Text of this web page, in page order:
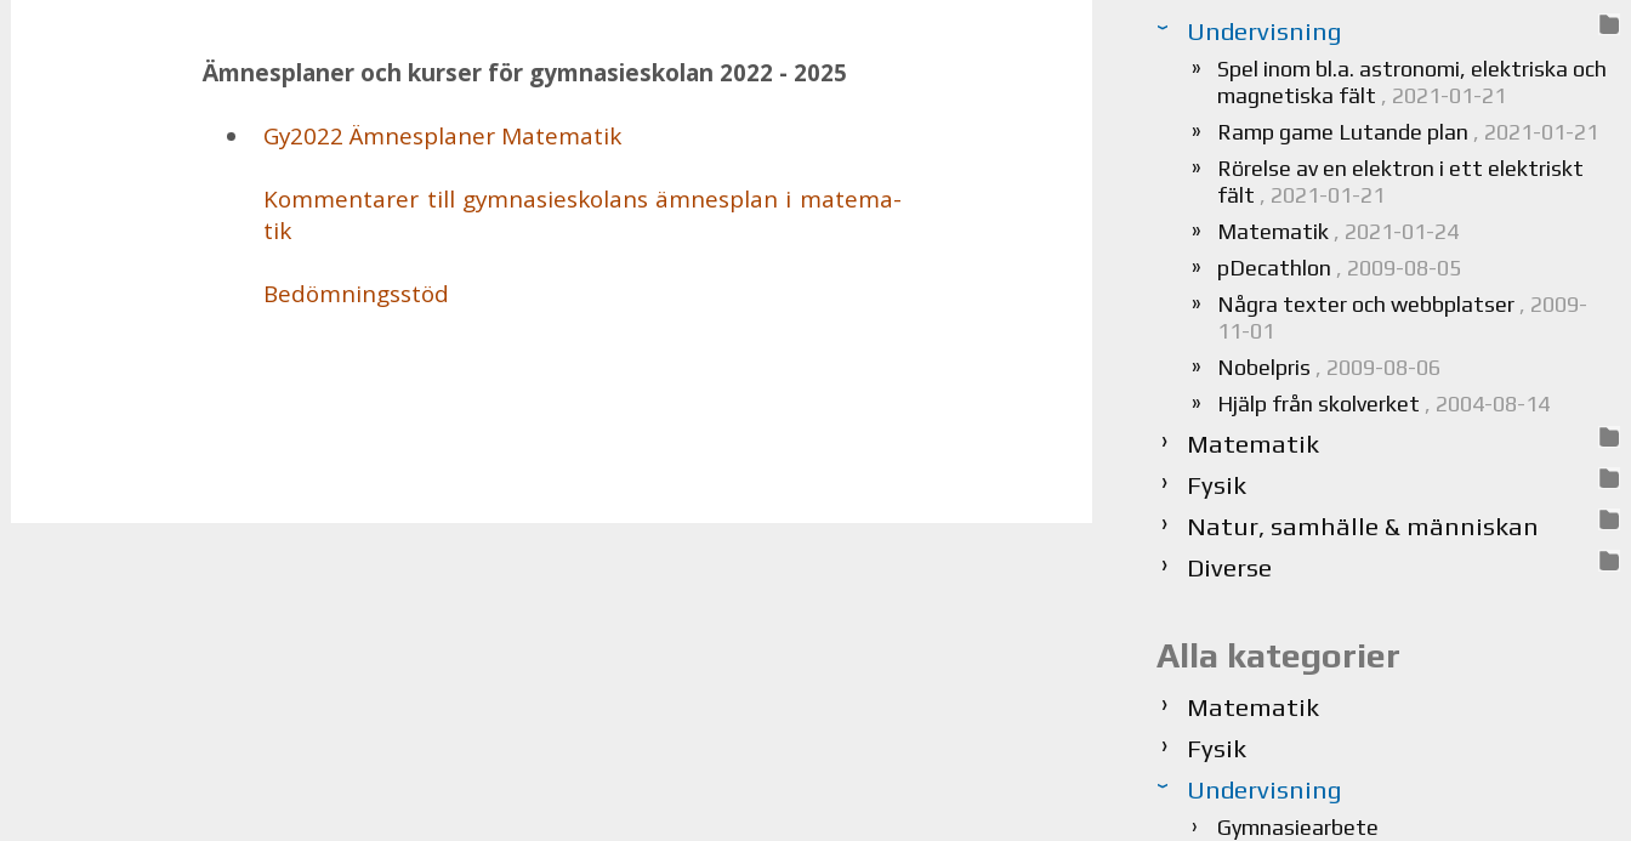
Ämnes­pla­ner och kur­ser för gym­na­sie­sko­lan 2022 - 2025
Gy2022 Ämnes­pla­ner Ma­te­ma­tik
Kom­men­ta­rer till gym­na­sie­sko­lans äm­nes­plan i ma­te­ma­
tik
Be­döm­nings­stöd
Undervisning
Spel inom bl.a. astronomi, elektriska och
magnetiska fält , 2021-01-21
Ramp game Lutande plan , 2021-01-21
Rörelse av en elektron i ett elektriskt
fält , 2021-01-21
Matematik , 2021-01-24
pDecathlon , 2009-08-05
Några texter och webbplatser , 2009-
11-01
Nobelpris , 2009-08-06
Hjälp från skolverket , 2004-08-14
Matematik
Fysik
Natur, samhälle & människan
Diverse
Alla kategorier
Matematik
Fysik
Undervisning
Gymnasiearbete